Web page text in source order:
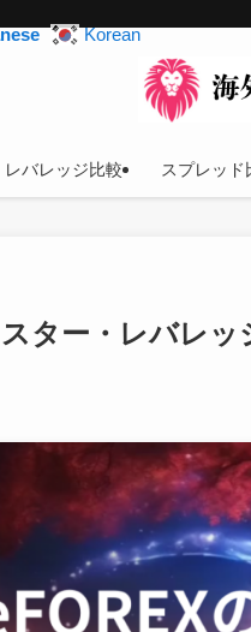
レバレッジ比較 スプレッド
ター・レバレ
Korean